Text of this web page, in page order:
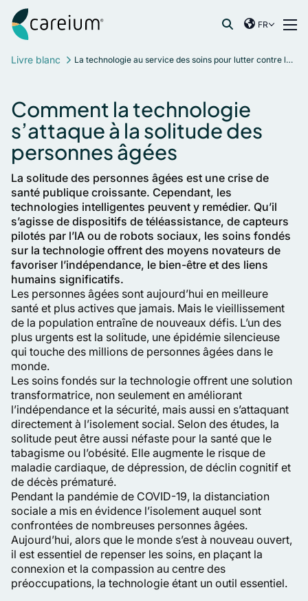
Skip to content
Careium France
FR
France
Netherlands
Norway
United Kingdom
Recherche de :
Livre blanc La technologie au service des soins pour lutter contre la solitude des personnes âgées
Comment la technologie
s’attaque à la solitude des
personnes âgées
La solitude des personnes âgées est une crise de
santé publique croissante. Cependant, les
technologies intelligentes peuvent y remédier. Qu’il
s’agisse de dispositifs de téléassistance, de capteurs
pilotés par l’IA ou de robots sociaux, les soins fondés
sur la technologie offrent des moyens novateurs de
favoriser l’indépendance, le bien-être et des liens
humains significatifs.
Les personnes âgées sont aujourd’hui en meilleure
santé et plus actives que jamais. Mais le vieillissement
de la population entraîne de nouveaux défis. L’un des
plus urgents est la solitude, une épidémie silencieuse
qui touche des millions de personnes âgées dans le
monde.
Les soins fondés sur la technologie offrent une solution
transformatrice, non seulement en améliorant
l’indépendance et la sécurité, mais aussi en s’attaquant
directement à l’isolement social. Selon des études, la
solitude peut être aussi néfaste pour la santé que le
tabagisme ou l’obésité. Elle augmente le risque de
maladie cardiaque, de dépression, de déclin cognitif et
de décès prématuré.
Pendant la pandémie de COVID-19, la distanciation
sociale a mis en évidence l’isolement auquel sont
confrontées de nombreuses personnes âgées.
Aujourd’hui, alors que le monde s’est à nouveau ouvert,
il est essentiel de repenser les soins, en plaçant la
connexion et la compassion au centre des
préoccupations, la technologie étant un outil essentiel.